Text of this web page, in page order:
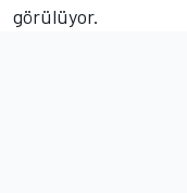
görülüyor.